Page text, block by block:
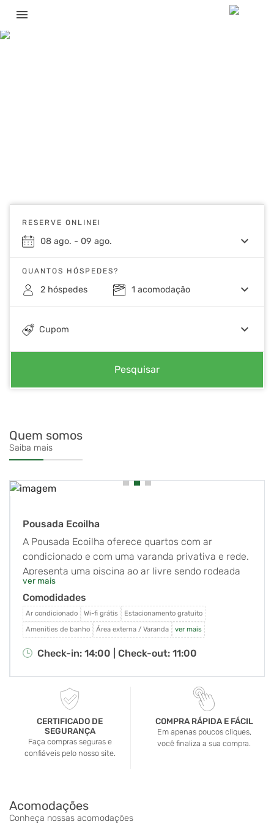
menu
RESERVE ONLINE!
08 ago. - 09 ago. keyboard_arrow_down
QUANTOS HÓSPEDES?
2 hóspedes 1 acomodação keyboard_arrow_down
Cupom keyboard_arrow_down
Pesquisar
Quem somos
Saiba mais
Pousada Ecoilha
A Pousada Ecoilha oferece quartos com ar
condicionado e com uma varanda privativa e rede.
Apresenta uma piscina ao ar livre sendo rodeada
por jardins. O Wi-Fi em todo o hotel e
estacionamento são gratuitos. A pousada está
localizada próximo ao Parque Estadual de Ilhabela,
em uma ruela tranquila com fácil acesso ao cais da
balsa, centro de Ilhabela, a praia do Perequê e
cachoeiras com piscinas naturais. Oferecendo
vistas para o jardim, todos os quartos da Pousada
Ecoilha são decorados com bom gosto. Eles estão
equipados com uma rede, cama box, frigobar e TV.
O café-da-manhã caseiro é servido em uma
varanda agradável. Restaurantes e bares estão a
uma curta distância, e excursões podem ser
ver mais
Comodidades
Ar condicionado Wi-fi grátis
Estacionamento gratuito
Amenities de banho
Área externa / Varanda ver mais
Check-in: 14:00 | Check-out: 11:00
CERTIFICADO DE
SEGURANÇA
Faça compras seguras e
confiáveis pelo nosso site.
COMPRA RÁPIDA E FÁCIL
Em apenas poucos cliques,
você finaliza a sua compra.
Acomodações
Conheça nossas acomodações